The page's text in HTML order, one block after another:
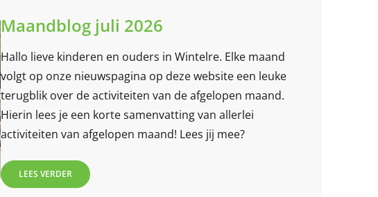
Maandblog juli 2026
Hallo lieve kinderen en ouders in Wintelre. Elke maand
volgt op onze nieuwspagina op deze website een leuke
terugblik over de activiteiten van de afgelopen maand.
Hierin lees je een korte samenvatting van allerlei
activiteiten van afgelopen maand! Lees jij mee?
LEES VERDER
5 / 5
Wij hebben genoten van
het kinderfeest. Keuze uit